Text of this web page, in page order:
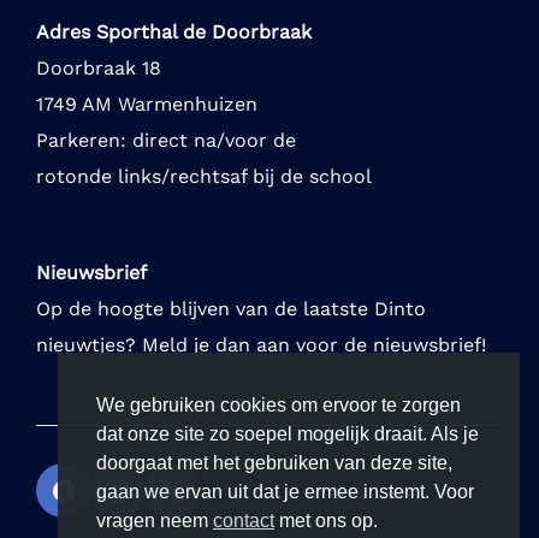
Adres Sporthal de Doorbraak
Doorbraak 18
1749 AM Warmenhuizen
Parkeren: direct na/voor de
rotonde links/rechtsaf bij de school
Nieuwsbrief
Op de hoogte blijven van de laatste Dinto
nieuwtjes? Meld je dan aan voor de nieuwsbrief!
We gebruiken cookies om ervoor te zorgen
dat onze site zo soepel mogelijk draait. Als je
doorgaat met het gebruiken van deze site,
gaan we ervan uit dat je ermee instemt. Voor
vragen neem contactmet ons op.